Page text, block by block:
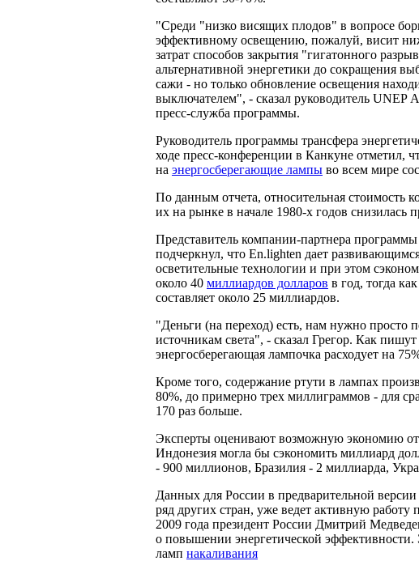
"Среди "низко висящих плодов" в вопросе
эффективному освещению, пожалуй, висит
затрат способов закрытия "гигатонного
альтернативной энергетики до сокращения
сажи - но только обновление освещения
выключателем", - сказал руководитель
пресс-служба программы.
Руководитель программы трансфера
ходе пресс-конференции в Канкуне отметил,
на энергосберегающие лампы во всем мире
По данным отчета, относительная стоимость
их на рынке в начале 1980-х годов снизилась
Представитель компании-партнера программы
подчеркнул, что En.lighten дает
осветительные технологии и при этом
около 40 миллиардов долларов в год, тогда
составляет около 25 миллиардов.
"Деньги (на переход) есть, нам нужно просто
источникам света", - сказал Грегор. Как
энергосберегающая лампочка расходует на
Кроме того, содержание ртути в лампах
80%, до примерно трех миллиграммов - для
170 раз больше.
Эксперты оценивают возможную экономию от
Индонезия могла бы сэкономить миллиард
- 900 миллионов, Бразилия - 2 миллиарда,
Данных для России в предварительной
ряд других стран, уже ведет активную
2009 года президент России Дмитрий
о повышении энергетической эффективности.
ламп накаливания